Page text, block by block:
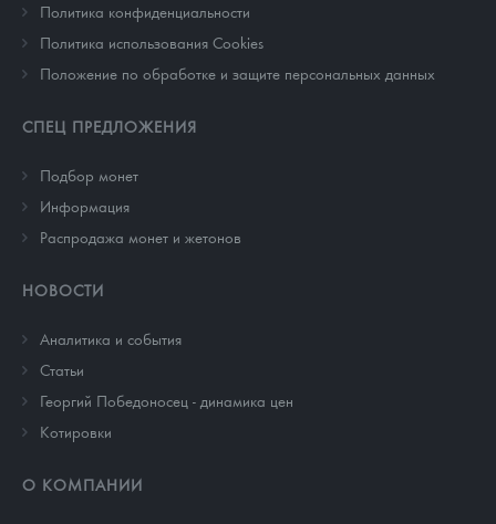
Политика конфиденциальности
Политика использования Cookies
Положение по обработке и защите персональных данных
СПЕЦ ПРЕДЛОЖЕНИЯ
Подбор монет
Информация
Распродажа монет и жетонов
НОВОСТИ
Аналитика и события
Cтатьи
Георгий Победоносец - динамика цен
Котировки
О КОМПАНИИ